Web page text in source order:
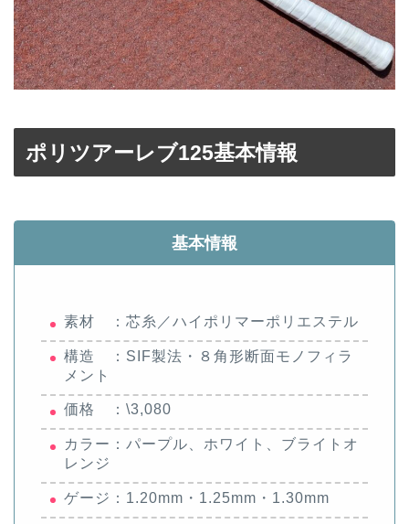
ポリツアーレブ125基本情報
基本情報
素材 ：芯糸／ハイポリマーポリエステル
構造 ：SIF製法・８角形断面モノフィラ
メント
価格 ：\3,080
カラー：パープル、ホワイト、ブライトオ
レンジ
ゲージ：1.20mm・1.25mm・1.30mm